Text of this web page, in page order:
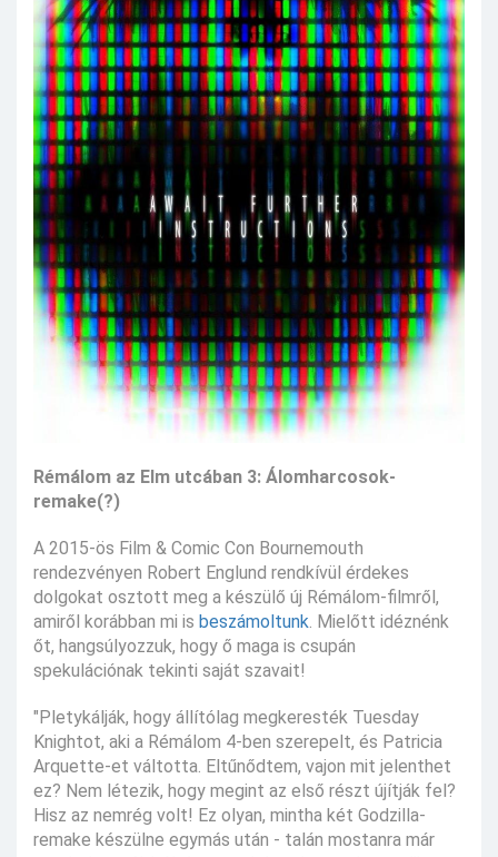
Rémálom az Elm utcában 3: Álomharcosok-
remake(?)
A 2015-ös Film & Comic Con Bournemouth
rendezvényen Robert Englund rendkívül érdekes
dolgokat osztott meg a készülő új Rémálom-filmről,
amiről korábban mi is beszámoltunk. Mielőtt idéznénk
őt, hangsúlyozzuk, hogy ő maga is csupán
spekulációnak tekinti saját szavait!
"Pletykálják, hogy állítólag megkeresték Tuesday
Knightot, aki a Rémálom 4-ben szerepelt, és Patricia
Arquette-et váltotta. Eltűnődtem, vajon mit jelenthet
ez? Nem létezik, hogy megint az első részt újítják fel?
Hisz az nemrég volt! Ez olyan, mintha két Godzilla-
remake készülne egymás után - talán mostanra már